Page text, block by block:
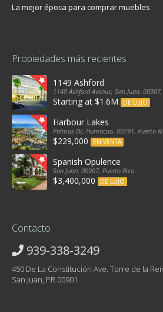
La mejor época para comprar muebles
Propiedades más recientes
1149 Ashford
1149 Ashford Avenue, San Juan,
Starting at $1.6M DE LUJO
Harbour Lakes
Palmas Dr, Humacao, 00791, Puerto
$229,000 EN VENTA
Spanish Opulence
San Juan, 00907, Puerto Rico
$3,400,000 DE LUJO
Contacto
939-338-3249
450 De La Constitución Ave. Torre de la
San Juan, PR 00901